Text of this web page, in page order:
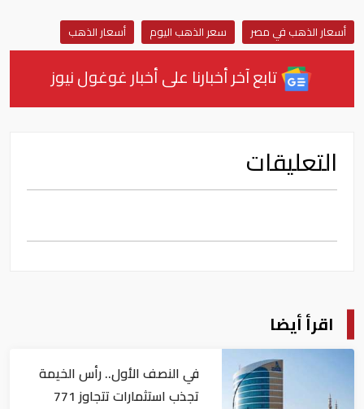
أسعار الذهب في مصر سعر الذهب اليوم أسعار الذهب
تابع آخر أخبارنا على أخبار غوغول نيوز
التعليقات
اقرأ أيضا
في النصف الأول.. رأس الخيمة
تجذب استثمارات تتجاوز 771